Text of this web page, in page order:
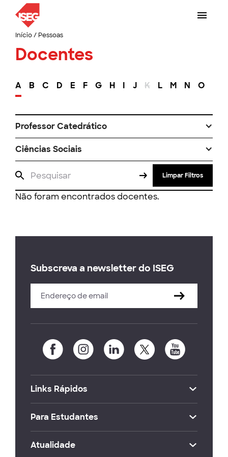
Início/ Pessoas
Docentes
A B C D E F G H I J K L M N O
Professor Catedrático
Ciências Sociais
Limpar Filtros
Não foram encontrados docentes.
Subscreva a newsletter do ISEG
Links Rápidos
Para Estudantes
Atualidade